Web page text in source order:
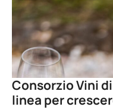
Consorzio Vini
linea per